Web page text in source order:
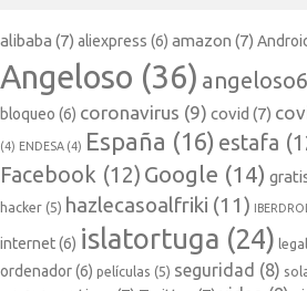
alibaba (7) aliexpress (6) amazon (7)
Angeloso (36)
bloqueo (6) coronavirus (9) covid (7)
(4) ENDESA (4) España (16) estafa
Facebook (12) Google (14)
hacker (5) hazlecasoalfriki (11)
internet(6) islatortuga (24) legal
ordenador(6) películas (5) seguridad (8)